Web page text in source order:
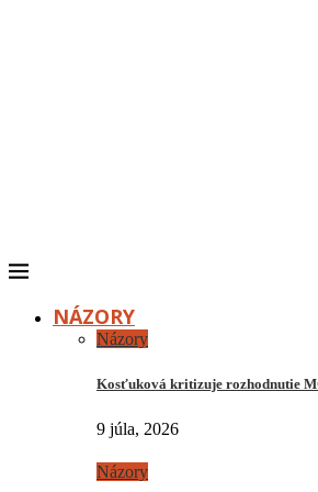
NÁZORY
Názory
Kosťuková kritizuje rozhodnutie
9 júla, 2026
Názory